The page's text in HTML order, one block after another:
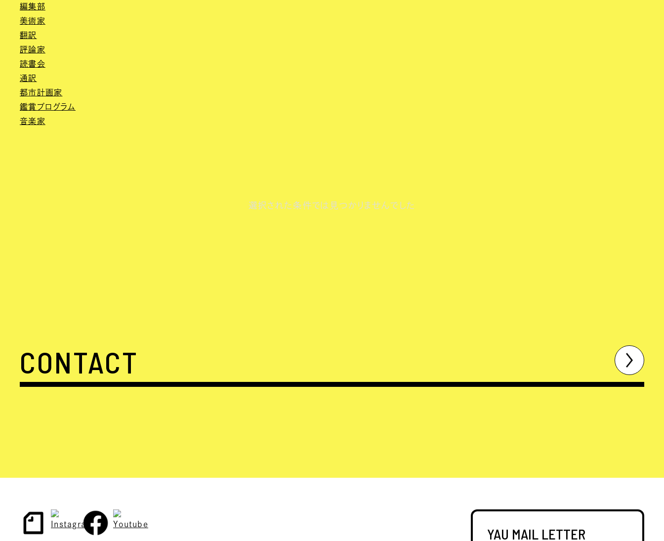
編集部
美術家
翻訳
評論家
読書会
通訳
都市計画家
鑑賞プログラム
音楽家
選択された条件では見つかりませんでした
CONTACT
YAU MAIL LETTER